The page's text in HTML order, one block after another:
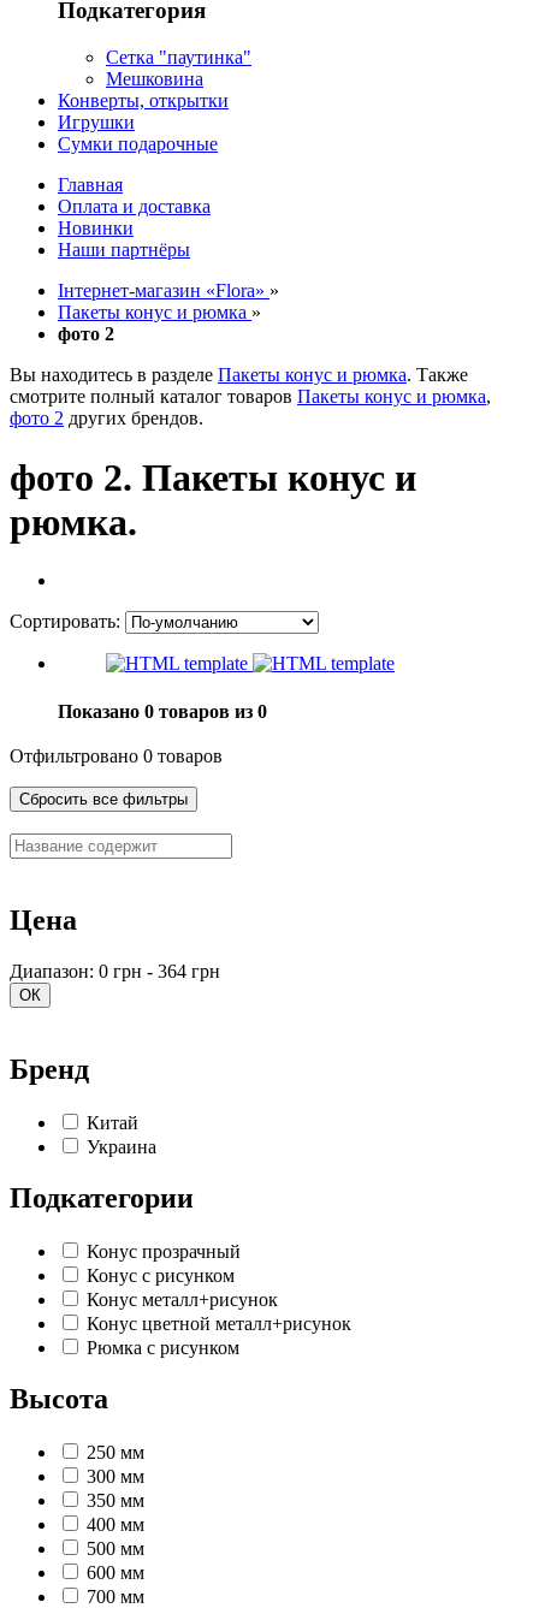
Подкатегория
Сетка "паутинка"
Мешковина
Конверты, открытки
Игрушки
Сумки подарочные
Главная
Оплата и доставка
Новинки
Наши партнёры
Інтернет-магазин «Flora» »
Пакеты конус и рюмка »
фото 2
Вы находитесь в разделе Пакеты конус и рюмка. Также
смотрите полный каталог товаров Пакеты конус и рюмка,
фото 2 других брендов.
фото 2. Пакеты конус и
рюмка.
Сортировать:
Показано 0 товаров из 0
Отфильтровано 0 товаров
Сбросить все фильтры
Цена
Диапазон: 0 грн - 364 грн
ОК
Бренд
Китай
Украина
Подкатегории
Конус прозрачный
Конус с рисунком
Конус металл+рисунок
Конус цветной металл+рисунок
Рюмка с рисунком
Высота
250 мм
300 мм
350 мм
400 мм
500 мм
600 мм
700 мм